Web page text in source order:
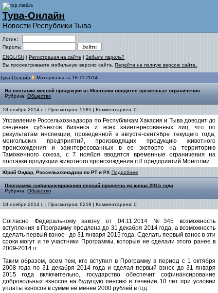
Тува-Онлайн
Новости Республики Тыва
Логин:
Пароль:
ENGLISH | Регистрация на сайте | Забыли пароль?
Вы просматриваете мобильную версию сайта. Перейти на полную версию сайта.
Тува-Онлайн Материалы за 18.11.2014
На поставки мясной продукции из Монголии вводятся временные ограничения
Рубрика: Общество
18 ноября 2014 г. | Просмотров: 5585 | Комментариев: 0
Управление Россельхознадзора по Республикам Хакасия и Тыва доводит до
сведения субъектов бизнеса и всех заинтересованных лиц, что по
результатам инспекции, проведенной в августе-сентябре текущего года,
монгольских предприятий, производящих продукцию животного
происхождения и заинтересованных в ее экспорте на территорию
Таможенного союза, с 7 ноября вводятся временные ограничения на
поставки продукции животного происхождения с 8 предприятий Монголии
Юрий Ондар, Россельхознадзор по РТ и РХ Подробнее
Программа софинансирования пенсий продлена до конца 2015 года
Рубрика: Общество
18 ноября 2014 г. | Просмотров: 6218 | Комментариев: 0
Согласно Федеральному закону от 04.11.2014 №345 возможность
вступления в Программу продлена до 31 декабря 2014 года, а возможность
сделать первый взнос– до 31 января 2015 года. Сделать первый взнос в эти
сроки могут и те участники Программы, которые не сделали этого ранее в
2009-2014 гг.
Таким образом, всем тем, кто вступил в Программу в период с 1 октября
2008 года по 31 декабря 2014 года и сделал первый взнос до 31 января
2015 года включительно, государство обеспечит софинансирование
добровольных взносов на будущую пенсию в течение 10 лет при условии
уплаты взносов в сумме не менее 2000 рублей в год